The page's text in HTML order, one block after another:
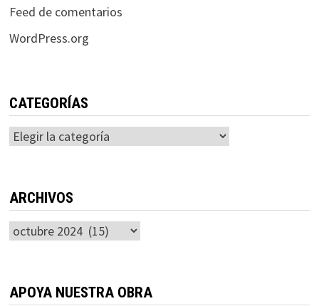
Feed de comentarios
WordPress.org
CATEGORÍAS
Categorías
ARCHIVOS
Archivos
APOYA NUESTRA OBRA